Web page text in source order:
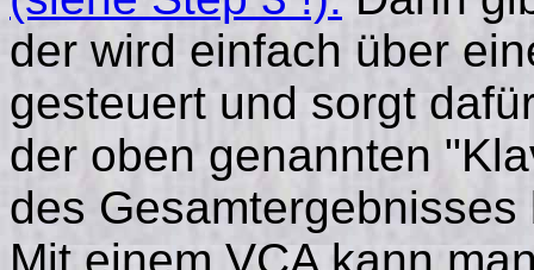
der wird einfach über
gesteuert und sorgt
der oben genannten
des